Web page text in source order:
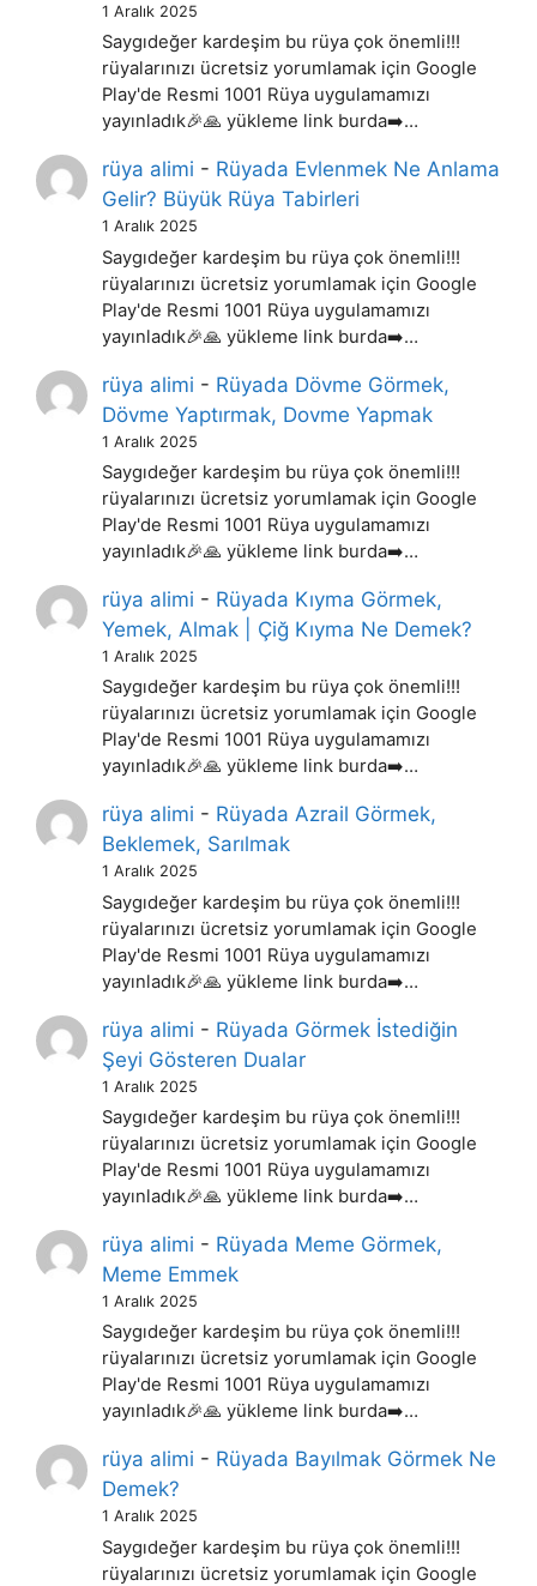
1 Aralık 2025
Saygıdeğer kardeşim bu rüya çok önemli!!!
rüyalarınızı ücretsiz yorumlamak için Google
Play'de Resmi 1001 Rüya uygulamamızı
yayınladık🎉🙏 yükleme link burda➡️…
rüya alimi - Rüyada Evlenmek Ne Anlama
Gelir? Büyük Rüya Tabirleri
1 Aralık 2025
Saygıdeğer kardeşim bu rüya çok önemli!!!
rüyalarınızı ücretsiz yorumlamak için Google
Play'de Resmi 1001 Rüya uygulamamızı
yayınladık🎉🙏 yükleme link burda➡️…
rüya alimi - Rüyada Dövme Görmek,
Dövme Yaptırmak, Dovme Yapmak
1 Aralık 2025
Saygıdeğer kardeşim bu rüya çok önemli!!!
rüyalarınızı ücretsiz yorumlamak için Google
Play'de Resmi 1001 Rüya uygulamamızı
yayınladık🎉🙏 yükleme link burda➡️…
rüya alimi - Rüyada Kıyma Görmek,
Yemek, Almak | Çiğ Kıyma Ne Demek?
1 Aralık 2025
Saygıdeğer kardeşim bu rüya çok önemli!!!
rüyalarınızı ücretsiz yorumlamak için Google
Play'de Resmi 1001 Rüya uygulamamızı
yayınladık🎉🙏 yükleme link burda➡️…
rüya alimi - Rüyada Azrail Görmek,
Beklemek, Sarılmak
1 Aralık 2025
Saygıdeğer kardeşim bu rüya çok önemli!!!
rüyalarınızı ücretsiz yorumlamak için Google
Play'de Resmi 1001 Rüya uygulamamızı
yayınladık🎉🙏 yükleme link burda➡️…
rüya alimi - Rüyada Görmek İstediğin
Şeyi Gösteren Dualar
1 Aralık 2025
Saygıdeğer kardeşim bu rüya çok önemli!!!
rüyalarınızı ücretsiz yorumlamak için Google
Play'de Resmi 1001 Rüya uygulamamızı
yayınladık🎉🙏 yükleme link burda➡️…
rüya alimi - Rüyada Meme Görmek,
Meme Emmek
1 Aralık 2025
Saygıdeğer kardeşim bu rüya çok önemli!!!
rüyalarınızı ücretsiz yorumlamak için Google
Play'de Resmi 1001 Rüya uygulamamızı
yayınladık🎉🙏 yükleme link burda➡️…
rüya alimi - Rüyada Bayılmak Görmek Ne
Demek?
1 Aralık 2025
Saygıdeğer kardeşim bu rüya çok önemli!!!
rüyalarınızı ücretsiz yorumlamak için Google